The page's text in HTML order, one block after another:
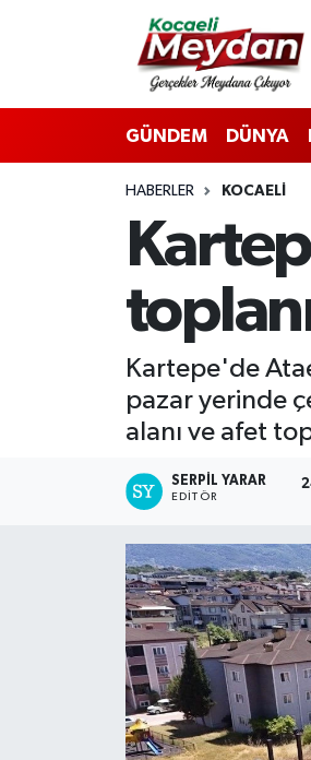
GÜNDEM DÜNYA
HABERLER KOCAELI
Kartepe'de
pazar yerinde
alanı ve afet
SERPİL YARAR
EDITÖR
Nöbetçi Eczaneler
Hava Durumu
Trafik Durumu
Süper Lig Puan Durumu ve
Tüm Manşetler
Son Dakika Haberleri
Haber Arşivi